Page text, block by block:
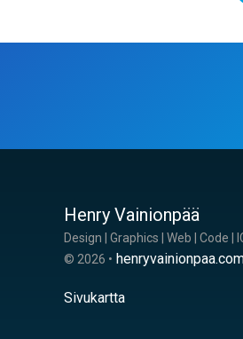
Henry Vainionpää
Design | Graphics | Web | Code
© 2026 •
Sivukartta